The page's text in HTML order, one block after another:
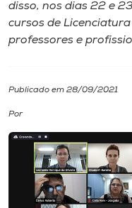
I.nova
Cultura
CPA
Biblioteca
disso, nos dias 22 e
cursos de
professores e
Publicado em 28/09/2021
Por